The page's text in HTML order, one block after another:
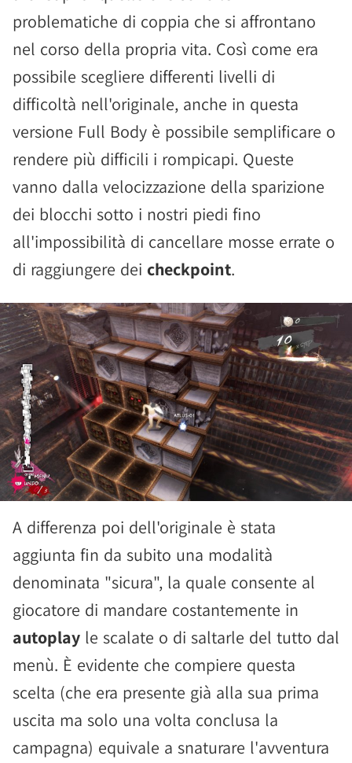
problematiche di coppia che si affrontano
nel corso della propria vita. Così come era
possibile scegliere differenti livelli di
difficoltà nell'originale, anche in questa
versione Full Body è possibile semplificare o
rendere più difficili i rompicapi. Queste
vanno dalla velocizzazione della sparizione
dei blocchi sotto i nostri piedi fino
all'impossibilità di cancellare mosse errate o
di raggiungere dei checkpoint.
A differenza poi dell'originale è stata
aggiunta fin da subito una modalità
denominata "sicura", la quale consente al
giocatore di mandare costantemente in
autoplay le scalate o di saltarle del tutto dal
menù. È evidente che compiere questa
scelta (che era presente già alla sua prima
uscita ma solo una volta conclusa la
campagna) equivale a snaturare l'avventura